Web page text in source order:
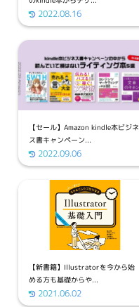
2022.08.16
【セール】Amazon kindle本ビジネ
ス書キャンペーン...
2022.09.06
【新書籍】Illustratorを今から始
める方も基礎からや...
2021.06.02